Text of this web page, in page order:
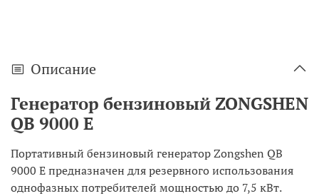
Описание
Генератор бензиновый ZONGSHEN
QB 9000 E
Портативный бензиновый генератор Zongshen QB
9000 E предназначен для резервного использования
однофазных потребителей мощностью до 7,5 кВт.